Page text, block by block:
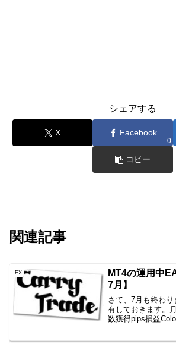
シェアする
X Facebook
0
コピー
関連記事
FX
MT4の運用中
7月】
さて、7月も終わ
有しておきます。
数獲得pips損益